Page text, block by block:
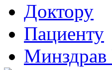
Доктору
Пациенту